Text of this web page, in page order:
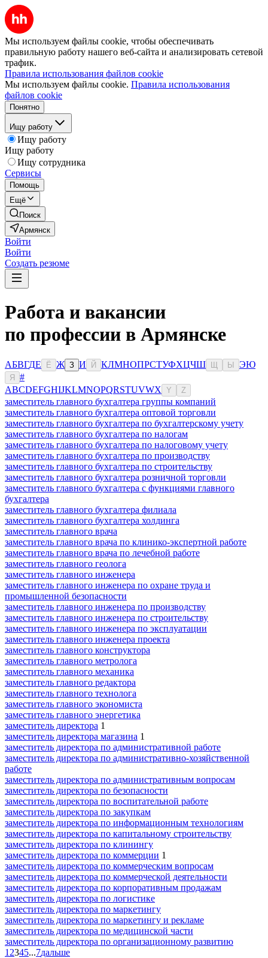
Мы используем файлы cookie, чтобы обеспечивать
правильную работу нашего веб-сайта и анализировать сетевой
трафик.
Правила использования файлов cookie
Мы используем файлы cookie. Правила использования
файлов cookie
Понятно
Ищу работу
Ищу работу
Ищу работу
Ищу сотрудника
Сервисы
Помощь
Ещё
Поиск
Армянск
Войти
Войти
Создать резюме
Работа и вакансии
по профессии в Армянске
АБВГДЕ Ё Ж З И Й КЛМНОПРСТУФХЦЧШ Ы ЭЮ
Я
#
ABCDEFGHIJKLMNOPQRSTUVWX Y Z
заместитель главного бухгалтера группы компаний
заместитель главного бухгалтера оптовой торговли
заместитель главного бухгалтера по бухгалтерскому учету
заместитель главного бухгалтера по налогам
заместитель главного бухгалтера по налоговому учету
заместитель главного бухгалтера по производству
заместитель главного бухгалтера по строительству
заместитель главного бухгалтера розничной торговли
заместитель главного бухгалтера с функциями главного
бухгалтера
заместитель главного бухгалтера филиала
заместитель главного бухгалтера холдинга
заместитель главного врача
заместитель главного врача по клинико-экспертной работе
заместитель главного врача по лечебной работе
заместитель главного геолога
заместитель главного инженера
заместитель главного инженера по охране труда и
промышленной безопасности
заместитель главного инженера по производству
заместитель главного инженера по строительству
заместитель главного инженера по эксплуатации
заместитель главного инженера проекта
заместитель главного конструктора
заместитель главного метролога
заместитель главного механика
заместитель главного редактора
заместитель главного технолога
заместитель главного экономиста
заместитель главного энергетика
заместитель директора 1
заместитель директора магазина 1
заместитель директора по административной работе
заместитель директора по административно-хозяйственной
работе
заместитель директора по административным вопросам
заместитель директора по безопасности
заместитель директора по воспитательной работе
заместитель директора по закупкам
заместитель директора по информационным технологиям
заместитель директора по капитальному строительству
заместитель директора по клинингу
заместитель директора по коммерции 1
заместитель директора по коммерческим вопросам
заместитель директора по коммерческой деятельности
заместитель директора по корпоративным продажам
заместитель директора по логистике
заместитель директора по маркетингу
заместитель директора по маркетингу и рекламе
заместитель директора по медицинской части
заместитель директора по организационному развитию
1 2345...7дальше